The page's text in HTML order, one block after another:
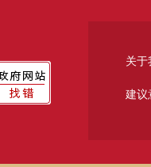
关于
建议